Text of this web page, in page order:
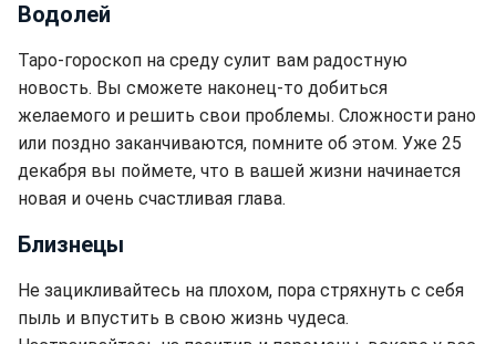
Водолей
Таро-гороскоп на среду сулит вам радостную
новость. Вы сможете наконец-то добиться
желаемого и решить свои проблемы. Сложности рано
или поздно заканчиваются, помните об этом. Уже 25
декабря вы поймете, что в вашей жизни начинается
новая и очень счастливая глава.
Близнецы
Не зацикливайтесь на плохом, пора стряхнуть с себя
пыль и впустить в свою жизнь чудеса.